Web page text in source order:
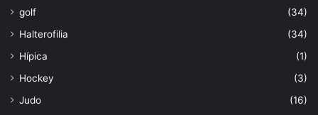
golf
(34)
Halterofilia
(34)
Hípica
(1)
Hockey
(3)
Judo
(16)